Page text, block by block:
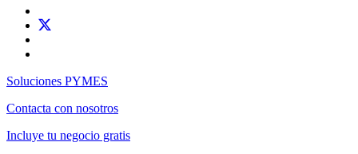
Soluciones PYMES
Contacta con nosotros
Incluye tu negocio gratis